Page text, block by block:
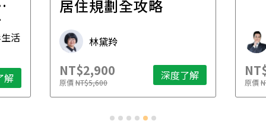
活
解
居住規劃全攻略
林黛羚
NT$2,900
原價NT$5,600 深度了解 原價